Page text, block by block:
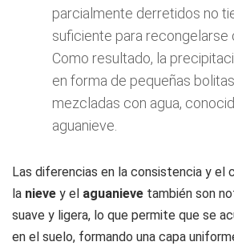
parcialmente derretidos no
suficiente para recongelarse
Como resultado, la
en forma de pequeñas
mezcladas con agua,
aguanieve.
Las diferencias en la consistencia y el
la nieve y el aguanieve también son
suave y ligera, lo que permite que se
en el suelo, formando una capa